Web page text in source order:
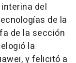
del
de la
de la sección
la
y felicitó a